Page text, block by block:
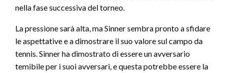
nella fase successiva del torneo.
La pressione sarà alta, ma Sinner sembra pronto a sfidare
le aspettative e a dimostrare il suo valore sul campo da
tennis. Sinner ha dimostrato di essere un avversario
temibile per i suoi avversari, e questa potrebbe essere la